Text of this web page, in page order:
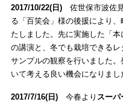
2017/10/22(日)佐世保市波佐見
る「百笑会」様の後援により
たしました。先に実施した「
の講演と、冬でも栽培できる
サンプルの観察を行いました
いて考える良い機会になりまし
2017/7/16(日)今春より スーパ